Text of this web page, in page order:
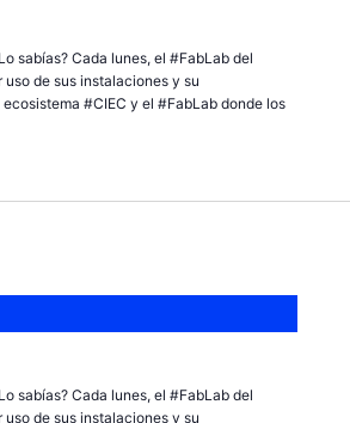
sabías? Cada lunes, el #FabLab del
de sus instalaciones y su
#CIEC y el #FabLab donde los
sabías? Cada lunes, el #FabLab del
de sus instalaciones y su